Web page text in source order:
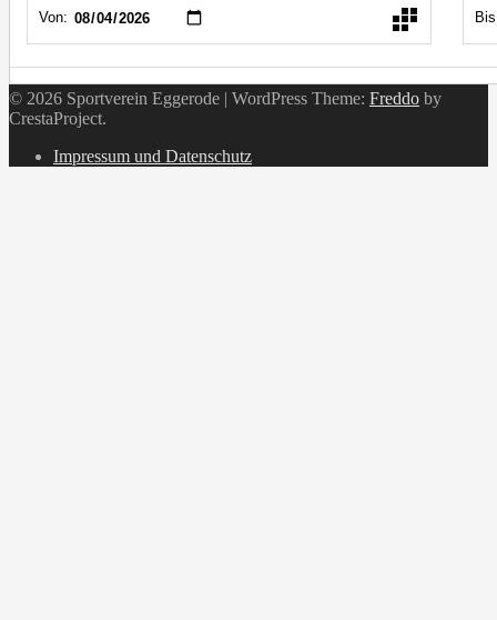
© 2026 Sportverein Eggerode | WordPress Theme: Freddo by
CrestaProject.
Impressum und Datenschutz